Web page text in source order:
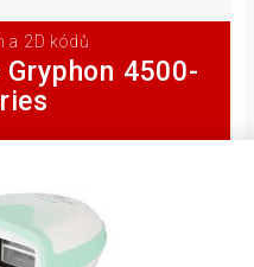
a 2D kódů
4500-